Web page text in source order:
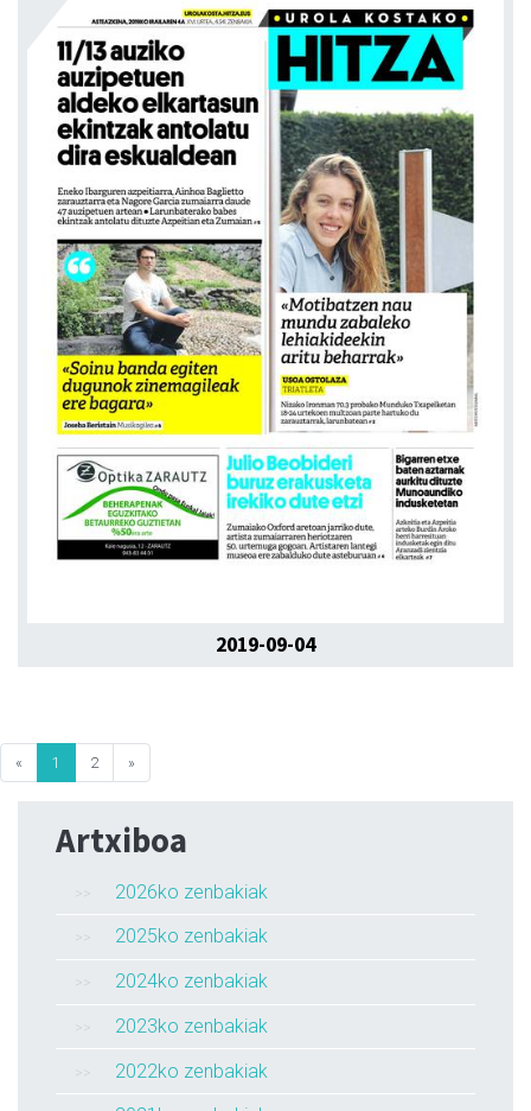
2019-09-04
« 1 2 »
Artxiboa
2026ko zenbakiak
2025ko zenbakiak
2024ko zenbakiak
2023ko zenbakiak
2022ko zenbakiak